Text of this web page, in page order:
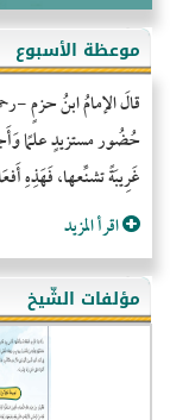
موعظة الأسبوع
قالَ الإمامُ ابنُ حزمٍ
حُضُور مستزيدٍ علمًا
غَرِيبَةً تشنِّعها، فَهَذِهِ
اقرأ المزيد
مؤلفات الشّيخ